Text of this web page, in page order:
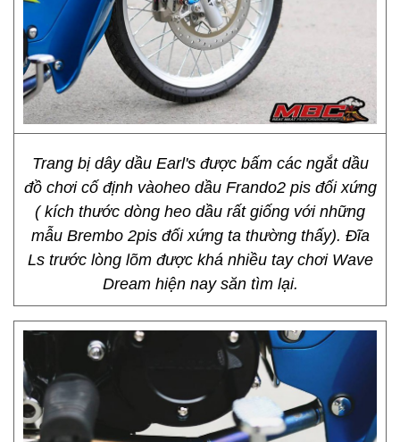
Trang bị dây dầu Earl's được bấm các ngắt dầu
đồ chơi cố định vàoheo dầu Frando2 pis đối xứng
( kích thước dòng heo dầu rất giống với những
mẫu Brembo 2pis đối xứng ta thường thấy). Đĩa
Ls trước lòng lõm được khá nhiều tay chơi Wave
Dream hiện nay săn tìm lại.